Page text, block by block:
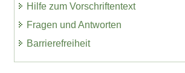
Hilfe zum Vorschriftentext
Fragen und Antworten
Barrierefreiheit